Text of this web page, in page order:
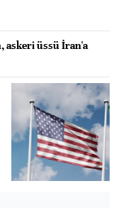
askeri üssü İran'a